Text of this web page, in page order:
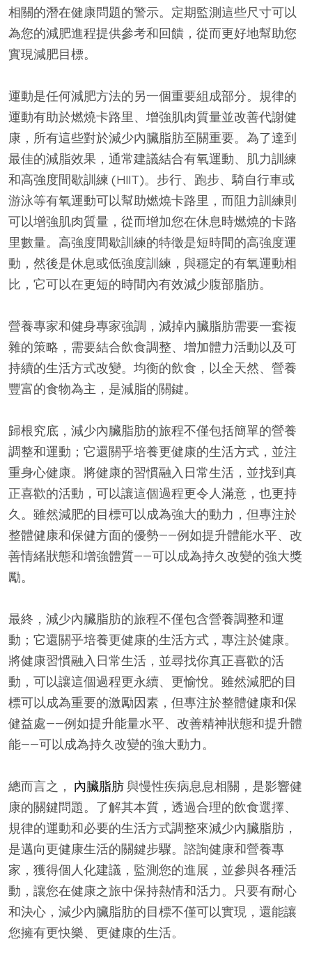
相關的潛在健康問題的警示。定期監測這些尺寸可以
為您的減肥進程提供參考和回饋，從而更好地幫助您
實現減肥目標。
運動是任何減肥方法的另一個重要組成部分。規律的
運動有助於燃燒卡路里、增強肌肉質量並改善代謝健
康，所有這些對於減少內臟脂肪至關重要。為了達到
最佳的減脂效果，通常建議結合有氧運動、肌力訓練
和高強度間歇訓練 (HIIT)。步行、跑步、騎自行車或
游泳等有氧運動可以幫助燃燒卡路里，而阻力訓練則
可以增強肌肉質量，從而增加您在休息時燃燒的卡路
里數量。高強度間歇訓練的特徵是短時間的高強度運
動，然後是休息或低強度訓練，與穩定的有氧運動相
比，它可以在更短的時間內有效減少腹部脂肪。
營養專家和健身專家強調，減掉內臟脂肪需要一套複
雜的策略，需要結合飲食調整、增加體力活動以及可
持續的生活方式改變。均衡的飲食，以全天然、營養
豐富的食物為主，是減脂的關鍵。
歸根究底，減少內臟脂肪的旅程不僅包括簡單的營養
調整和運動；它還關乎培養更健康的生活方式，並注
重身心健康。將健康的習慣融入日常生活，並找到真
正喜歡的活動，可以讓這個過程更令人滿意，也更持
久。雖然減肥的目標可以成為強大的動力，但專注於
整體健康和保健方面的優勢——例如提升體能水平、改
善情緒狀態和增強體質——可以成為持久改變的強大獎
勵。
最終，減少內臟脂肪的旅程不僅包含營養調整和運
動；它還關乎培養更健康的生活方式，專注於健康。
將健康習慣融入日常生活，並尋找你真正喜歡的活
動，可以讓這個過程更永續、更愉悅。雖然減肥的目
標可以成為重要的激勵因素，但專注於整體健康和保
健益處——例如提升能量水平、改善精神狀態和提升體
能——可以成為持久改變的強大動力。
總而言之， 內臟脂肪與慢性疾病息息相關，是影響健
康的關鍵問題。了解其本質，透過合理的飲食選擇、
規律的運動和必要的生活方式調整來減少內臟脂肪，
是邁向更健康生活的關鍵步驟。諮詢健康和營養專
家，獲得個人化建議，監測您的進展，並參與各種活
動，讓您在健康之旅中保持熱情和活力。只要有耐心
和決心，減少內臟脂肪的目標不僅可以實現，還能讓
您擁有更快樂、更健康的生活。